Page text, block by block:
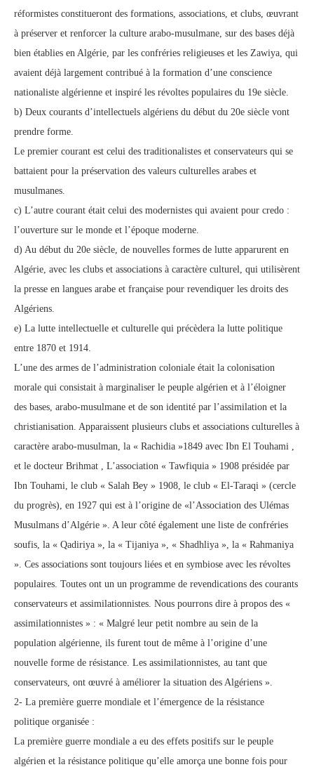
réformistes constitueront des formations, associations, et clubs, œuvrant
à préserver et renforcer la culture arabo-musulmane, sur des bases déjà
bien établies en Algérie, par les confréries religieuses et les Zawiya, qui
avaient déjà largement contribué à la formation d’une conscience
nationaliste algérienne et inspiré les révoltes populaires du 19e siècle.
b) Deux courants d’intellectuels algériens du début du 20e siècle vont
prendre forme.
Le premier courant est celui des traditionalistes et conservateurs qui se
battaient pour la préservation des valeurs culturelles arabes et
musulmanes.
c) L’autre courant était celui des modernistes qui avaient pour credo :
l’ouverture sur le monde et l’époque moderne.
d) Au début du 20e siècle, de nouvelles formes de lutte apparurent en
Algérie, avec les clubs et associations à caractère culturel, qui utilisèrent
la presse en langues arabe et française pour revendiquer les droits des
Algériens.
e) La lutte intellectuelle et culturelle qui précèdera la lutte politique
entre 1870 et 1914.
L’une des armes de l’administration coloniale était la colonisation
morale qui consistait à marginaliser le peuple algérien et à l’éloigner
des bases, arabo-musulmane et de son identité par l’assimilation et la
christianisation. Apparaissent plusieurs clubs et associations culturelles à
caractère arabo-musulman, la « Rachidia »1849 avec Ibn El Touhami ,
et le docteur Brihmat , L’association « Tawfiquia » 1908 présidée par
Ibn Touhami, le club « Salah Bey » 1908, le club « El-Taraqi » (cercle
du progrès), en 1927 qui est à l’origine de «l’Association des Ulémas
Musulmans d’Algérie ». A leur côté également une liste de confréries
soufis, la « Qadiriya », la « Tijaniya », « Shadhliya », la « Rahmaniya
». Ces associations sont toujours liées et en symbiose avec les révoltes
populaires. Toutes ont un un programme de revendications des courants
conservateurs et assimilationnistes. Nous pourrons dire à propos des «
assimilationnistes » : « Malgré leur petit nombre au sein de la
population algérienne, ils furent tout de même à l’origine d’une
nouvelle forme de résistance. Les assimilationnistes, au tant que
conservateurs, ont œuvré à améliorer la situation des Algériens ».
2- La première guerre mondiale et l’émergence de la résistance
politique organisée :
La première guerre mondiale a eu des effets positifs sur le peuple
algérien et la résistance politique qu’elle amorça une bonne fois pour